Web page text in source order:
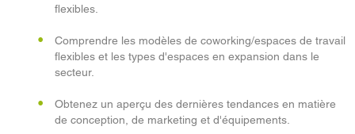
flexibles.
Comprendre les modèles de coworking/espaces de travail
flexibles et les types d'espaces en expansion dans le
secteur.
Obtenez un aperçu des dernières tendances en matière
de conception, de marketing et d'équipements.